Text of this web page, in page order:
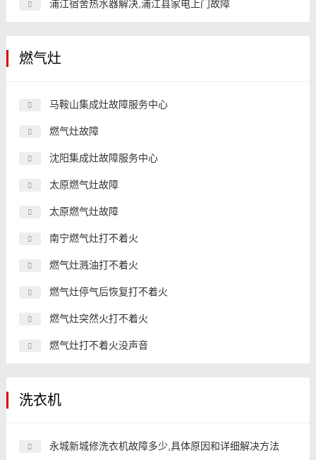
浦江宿舍热水器解决,浦江县家电上门故障
燃气灶
马鞍山集成灶故障服务中心
燃气灶故障
沈阳集成灶故障服务中心
太原燃气灶故障
太原燃气灶故障
南宁燃气灶打不着火
燃气灶溅油打不着火
燃气灶停气后恢复打不着火
燃气灶突然火打不着火
燃气灶打不着火没声音
洗衣机
永城新城修洗衣机故障多少,具体原因和详细解决方法